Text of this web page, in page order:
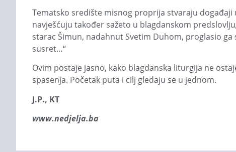
Tematsko središte misnog proprija stvaraju događaji
navješćuju također sažeto u blagdan­skom predslovlju
starac Šimun, nadahnut Svetim Duhom, proglasio
susret…“
Ovim postaje jasno, kako blagdanska liturgija ne
spasenja. Početak puta i cilj gledaju se u jednom.
J.P., KT
www.nedjelja.ba